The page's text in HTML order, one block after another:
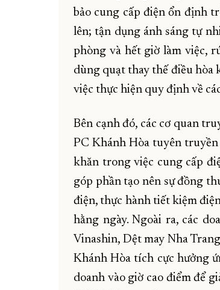
bảo cung cấp điện ổn định
lên; tận dụng ánh sáng tự
phòng và hết giờ làm việc,
dùng quạt thay thế điều hòa
việc thực hiện quy định về
Bên cạnh đó, các cơ quan
PC Khánh Hòa tuyên
khăn trong việc cung cấp
góp phần tạo nên sự đồng
điện, thực hành tiết kiệm
hằng ngày. Ngoài ra, các
Vinashin, Dệt may Nha
Khánh Hòa tích cực hưởng
doanh vào giờ cao điểm để